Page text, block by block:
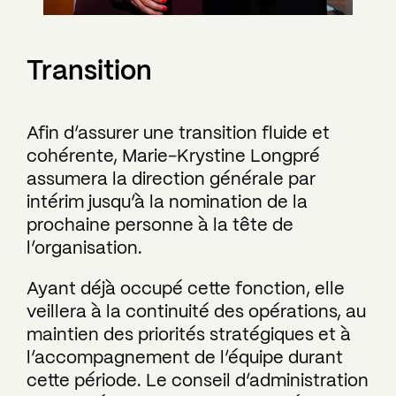
Transition
Afin d’assurer une transition fluide et
cohérente, Marie-Krystine Longpré
assumera la direction générale par
intérim jusqu’à la nomination de la
prochaine personne à la tête de
l’organisation.
Ayant déjà occupé cette fonction, elle
veillera à la continuité des opérations, au
maintien des priorités stratégiques et à
l’accompagnement de l’équipe durant
cette période. Le conseil d’administration